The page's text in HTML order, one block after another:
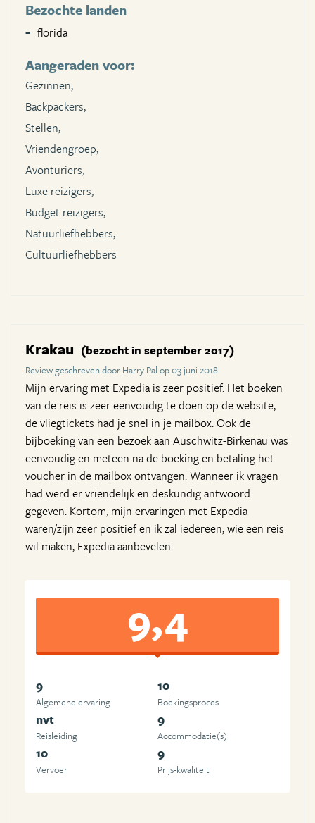
Bezochte landen
florida
Aangeraden voor:
Gezinnen,
Backpackers,
Stellen,
Vriendengroep,
Avonturiers,
Luxe reizigers,
Budget reizigers,
Natuurliefhebbers,
Cultuurliefhebbers
Krakau (bezocht in september 2017)
Review geschreven door Harry Pal op 03 juni 2018
Mijn ervaring met Expedia is zeer positief. Het boeken
van de reis is zeer eenvoudig te doen op de website,
de vliegtickets had je snel in je mailbox. Ook de
bijboeking van een bezoek aan Auschwitz-Birkenau was
eenvoudig en meteen na de boeking en betaling het
voucher in de mailbox ontvangen. Wanneer ik vragen
had werd er vriendelijk en deskundig antwoord
gegeven. Kortom, mijn ervaringen met Expedia
waren/zijn zeer positief en ik zal iedereen, wie een reis
wil maken, Expedia aanbevelen.
9,4
9
Algemene ervaring
10
Boekingsproces
nvt
Reisleiding
9
Accommodatie(s)
10
Vervoer
9
Prijs-kwaliteit